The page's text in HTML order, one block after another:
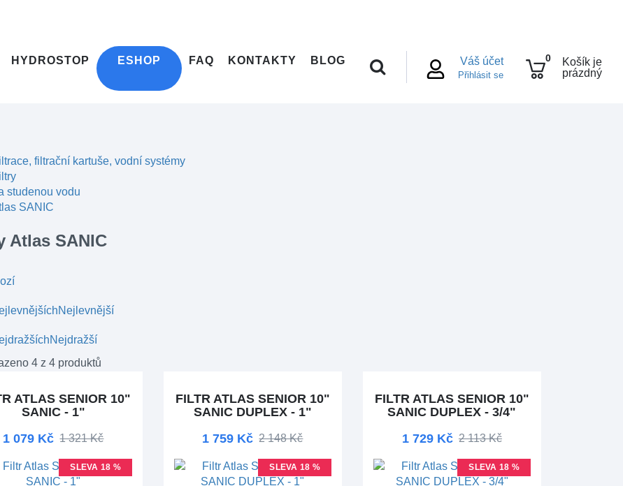
Váš účet
Přihlásit se
0
Košík je
prázdný
HYDROSTOP ESHOP FAQ KONTAKTY BLOG
filtrační kartuše, vodní systémy
studenou vodu
SANIC
Atlas SANIC
Nejlevnější
Nejdražší
4 z 4 produktů
ATLAS SENIOR 10"
SANIC - 1"
1 079 Kč 1 321 Kč
SLEVA 18 %
FILTR ATLAS SENIOR 10"
SANIC DUPLEX - 1"
1 759 Kč 2 148 Kč
SLEVA 18 %
FILTR ATLAS SENIOR 10"
SANIC DUPLEX - 3/4"
1 729 Kč 2 113 Kč
SLEVA 18 %